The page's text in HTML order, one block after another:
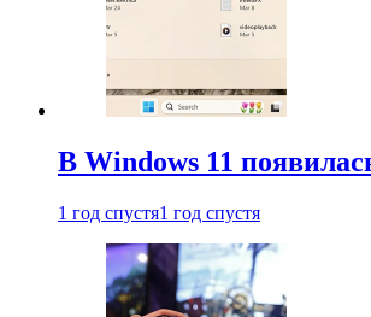
В Windows 11
1 год спустя1 год спустя